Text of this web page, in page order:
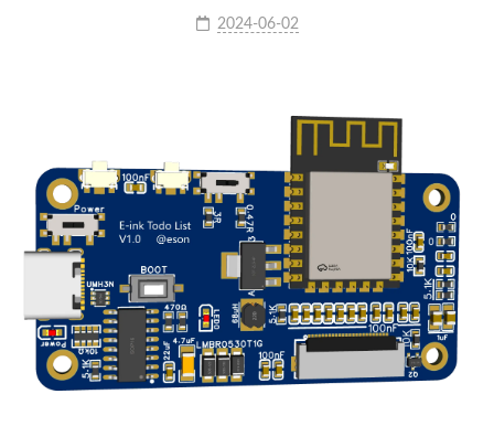
2024-06-02